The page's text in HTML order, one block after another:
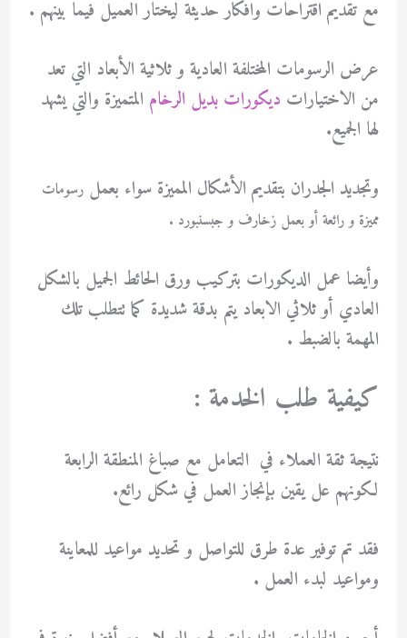
مع تقديم اقتراحات وافكار حديثة ليختار العميل فيما بينهم .
عرض الرسومات المختلفة العادية و ثلاثية الأبعاد التي تعد
من الاختيارات ديكورات بديل الرخام المتميزة والتي يشهد
لها الجميع.
وتجديد الجدران بتقديم الأشكال المميزة سواء بعمل رسومات
مميزة و رائعة أو بعمل زخارف و جبسنبورد .
وأيضا عمل الديكورات بتركيب ورق الحائط الجميل بالشكل
العادي أو ثلاثي الابعاد يتم بدقة شديدة كما تتطلب تلك
المهمة بالضبط .
كيفية طلب الخدمة :
نتيجة ثقة العملاء في التعامل مع صباغ المنطقة الرابعة
لكونهم عل يقين بإنجاز العمل في شكل رائع.
فقد تم توفير عدة طرق للتواصل و تحديد مواعيد للمعاينة
ومواعيد لبدء العمل .